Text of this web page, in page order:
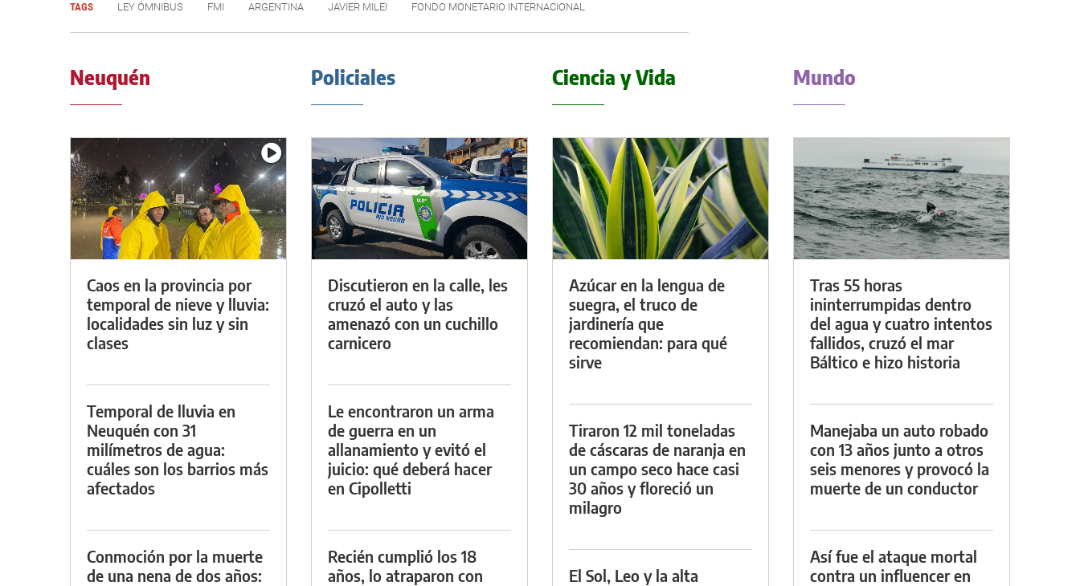
TAGS LEY ÓMNIBUS FMI ARGENTINA JAVIER MILEI FONDO MONETARIO INTERNACIONAL
Neuquén
Caos en la provincia por
temporal de nieve y lluvia:
localidades sin luz y sin
clases
Temporal de lluvia en
Neuquén con 31
milímetros de agua:
cuáles son los barrios más
afectados
Conmoción por la muerte
de una nena de dos años:
Policiales
Discutieron en la calle, les
cruzó el auto y las
amenazó con un cuchillo
carnicero
Le encontraron un arma
de guerra en un
allanamiento y evitó el
juicio: qué deberá hacer
en Cipolletti
Recién cumplió los 18
años, lo atraparon con
Ciencia y Vida
Azúcar en la lengua de
suegra, el truco de
jardinería que
recomiendan: para qué
sirve
Tiraron 12 mil toneladas
de cáscaras de naranja en
un campo seco hace casi
30 años y floreció un
milagro
El Sol, Leo y la alta
Mundo
Tras 55 horas
ininterrumpidas dentro
del agua y cuatro intentos
fallidos, cruzó el mar
Báltico e hizo historia
Manejaba un auto robado
con 13 años junto a otros
seis menores y provocó la
muerte de un conductor
Así fue el ataque mortal
contra un influencer en